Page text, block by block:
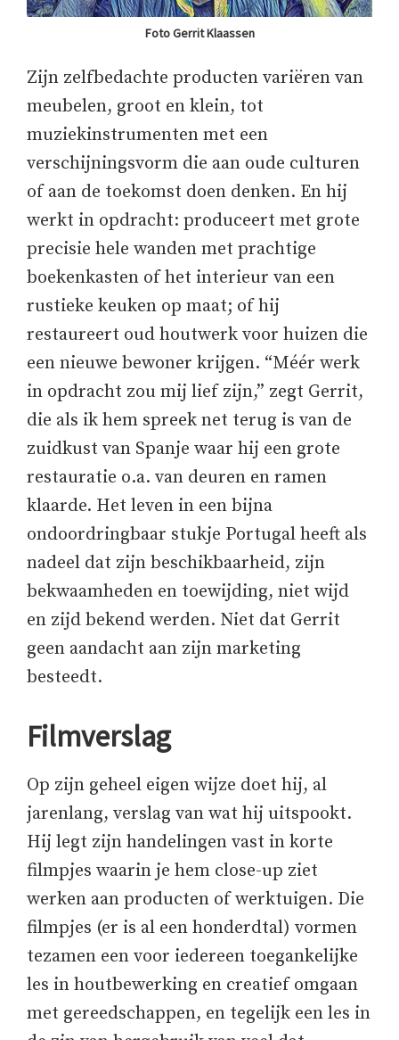
Foto Gerrit Klaassen
Zijn zelfbedachte producten variëren van
meubelen, groot en klein, tot
muziekinstrumenten met een
verschijningsvorm die aan oude culturen
of aan de toekomst doen denken. En hij
werkt in opdracht: produceert met grote
precisie hele wanden met prachtige
boekenkasten of het interieur van een
rustieke keuken op maat; of hij
restaureert oud houtwerk voor huizen die
een nieuwe bewoner krijgen. “Méér werk
in opdracht zou mij lief zijn,” zegt Gerrit,
die als ik hem spreek net terug is van de
zuidkust van Spanje waar hij een grote
restauratie o.a. van deuren en ramen
klaarde. Het leven in een bijna
ondoordringbaar stukje Portugal heeft als
nadeel dat zijn beschikbaarheid, zijn
bekwaamheden en toewijding, niet wijd
en zijd bekend werden. Niet dat Gerrit
geen aandacht aan zijn marketing
besteedt.
Filmverslag
Op zijn geheel eigen wijze doet hij, al
jarenlang, verslag van wat hij uitspookt.
Hij legt zijn handelingen vast in korte
filmpjes waarin je hem close-up ziet
werken aan producten of werktuigen. Die
filmpjes (er is al een honderdtal) vormen
tezamen een voor iedereen toegankelijke
les in houtbewerking en creatief omgaan
met gereedschappen, en tegelijk een les in